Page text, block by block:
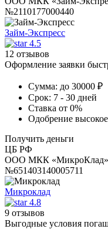
№2110177000440
Займ-Экспресс
4.5
12 отзывов
Оформление заявки
Сумма: до 30000 ₽
Срок: 7 - 30 дней
Ставка от 0%
Одобрение высокое
Получить деньги
ЦБ РФ
ООО МКК
№651403140005711
Микроклад
4.8
9 отзывов
Выгодные условия